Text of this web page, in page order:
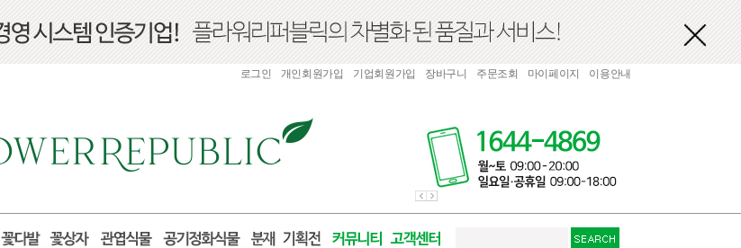
로그인 개인회원가입 기업회원가입 장바구니 주문조회 마이페이지 이용안내